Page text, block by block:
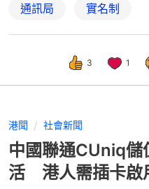
通訊局 實名制
3 1
港聞 社會新聞
中國聯通CUniq儲
活 港人需插卡啟